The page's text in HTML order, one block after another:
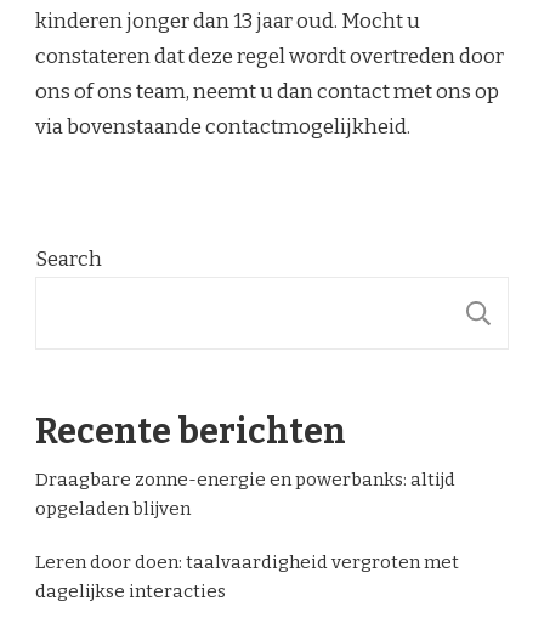
kinderen jonger dan 13 jaar oud. Mocht u
constateren dat deze regel wordt overtreden door
ons of ons team, neemt u dan contact met ons op
via bovenstaande contactmogelijkheid.
Search
Recente berichten
Draagbare zonne-energie en powerbanks: altijd
opgeladen blijven
Leren door doen: taalvaardigheid vergroten met
dagelijkse interacties